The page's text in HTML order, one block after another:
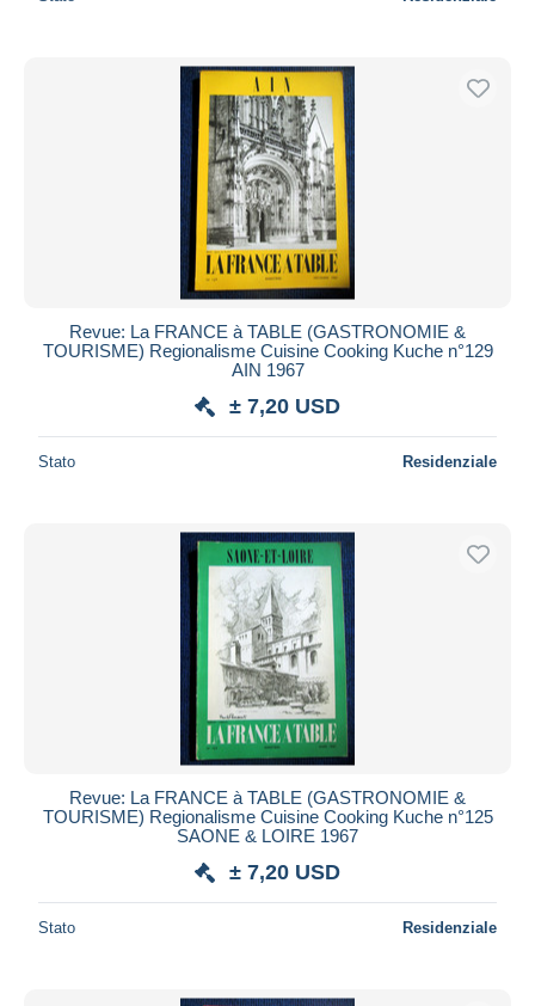
Revue: La FRANCE à TABLE (GASTRONOMIE &
TOURISME) Regionalisme Cuisine Cooking Kuche n°129
AIN 1967
± 7,20 USD
Stato Residenziale
Revue: La FRANCE à TABLE (GASTRONOMIE &
TOURISME) Regionalisme Cuisine Cooking Kuche n°125
SAONE & LOIRE 1967
± 7,20 USD
Stato Residenziale